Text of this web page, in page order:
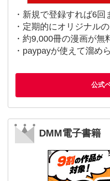
・新規で登録すれば6
・定期的にオリジナル
・約9,000冊の漫画が無
・paypayが使えて溜め
公式
DMM電子書籍